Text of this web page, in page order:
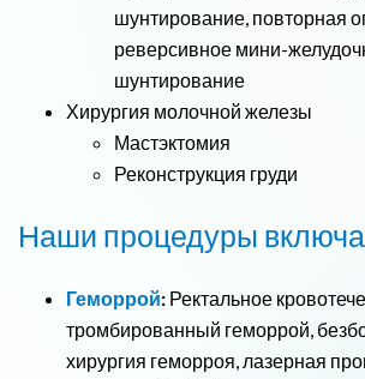
шунтирование, повторная
реверсивное мини-
шунтирование
Хирургия молочной железы
Мастэктомия
Реконструкция груди
Наши процедуры
Геморрой: Ректальное
тромбированный геморрой,
хирургия геморроя, лазерная